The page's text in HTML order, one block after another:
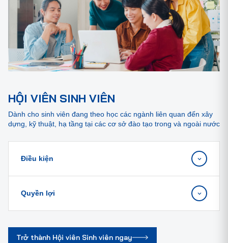
HỘI VIÊN SINH VIÊN
Dành cho sinh viên đang theo học các ngành liên quan đến xây
dựng, kỹ thuật, hạ tầng tại các cơ sở đào tạo trong và ngoài nước
Điều kiện
Quyền lợi
Trở thành Hội viên Sinh viên ngay